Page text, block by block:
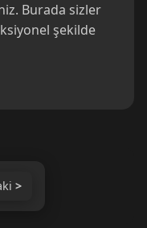
Burada sizler
şekilde